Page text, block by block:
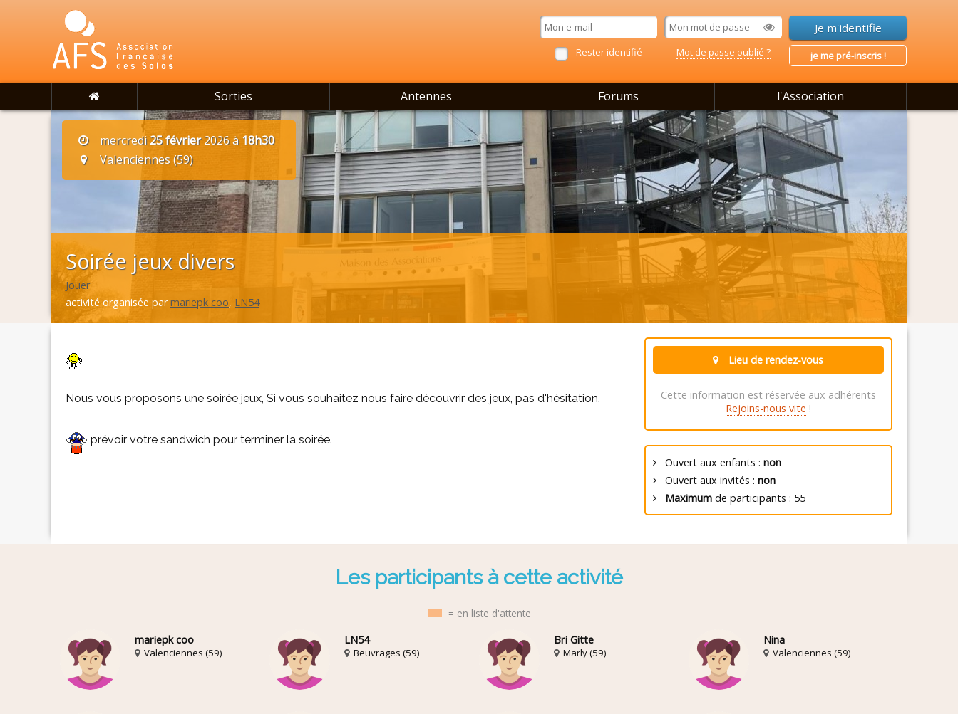
Rester identifié Mot de passe oublié ? je me pré-inscris !
Sorties Antennes Forums l'Association
mercredi25 février2026 à18h30
Valenciennes (59)
Soirée jeux divers
Jouer
activité organisée parmariepk coo, LN54
Nous vous proposons une soirée jeux, Si vous souhaitez nous faire découvrir des jeux, pas d'hésitation.
prévoir votre sandwich pour terminer la soirée.
Lieu de rendez-vous
Cette information est réservée aux adhérents
Rejoins-nous vite !
Ouvert aux enfants : non
Ouvert aux invités : non
Maximumde participants : 55
Les participants à cette activité
= en liste d'attente
mariepk coo
Valenciennes (59)
LN54
Beuvrages (59)
Bri Gitte
Marly (59)
Nina
Valenciennes (59)